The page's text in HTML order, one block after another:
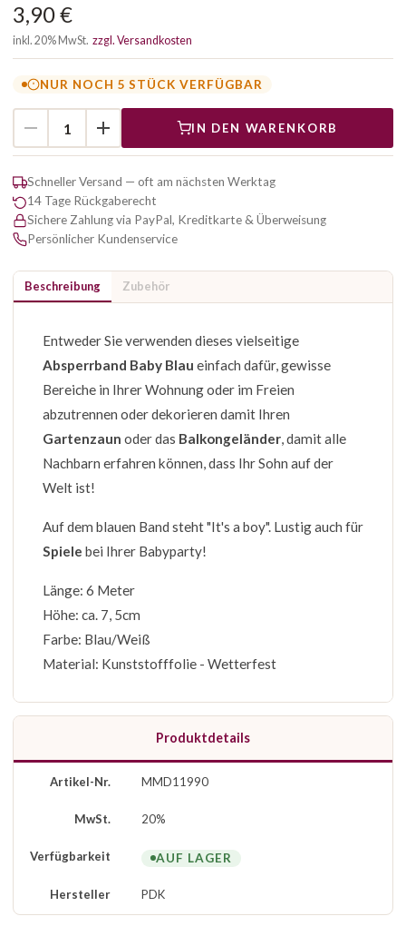
3,90 €
inkl. 20% MwSt. zzgl. Versandkosten
NUR NOCH 5 STÜCK VERFÜGBAR
IN DEN WARENKORB
Schneller Versand — oft am nächsten Werktag
14 Tage Rückgaberecht
Sichere Zahlung via PayPal, Kreditkarte & Überweisung
Persönlicher Kundenservice
Beschreibung Zubehör
Entweder Sie verwenden dieses vielseitige
Absperrband Baby Blau einfach dafür, gewisse
Bereiche in Ihrer Wohnung oder im Freien
abzutrennen oder dekorieren damit Ihren
Gartenzaun oder das Balkongeländer, damit alle
Nachbarn erfahren können, dass Ihr Sohn auf der
Welt ist!
Auf dem blauen Band steht "It's a boy". Lustig auch für
Spiele bei Ihrer Babyparty!
Länge: 6 Meter
Höhe: ca. 7, 5cm
Farbe: Blau/Weiß
Material: Kunststofffolie - Wetterfest
Produktdetails
Artikel-Nr. MMD11990
MwSt. 20%
Verfügbarkeit AUF LAGER
Hersteller PDK